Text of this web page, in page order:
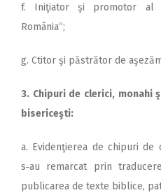
f. Iniţiator şi promotor al
România“;
g. Ctitor şi păstrător de
3. Chipuri de clerici, monahi
bisericeşti:
a. Evidenţierea de chipuri de
s‑au remarcat prin
publicarea de texte biblice,